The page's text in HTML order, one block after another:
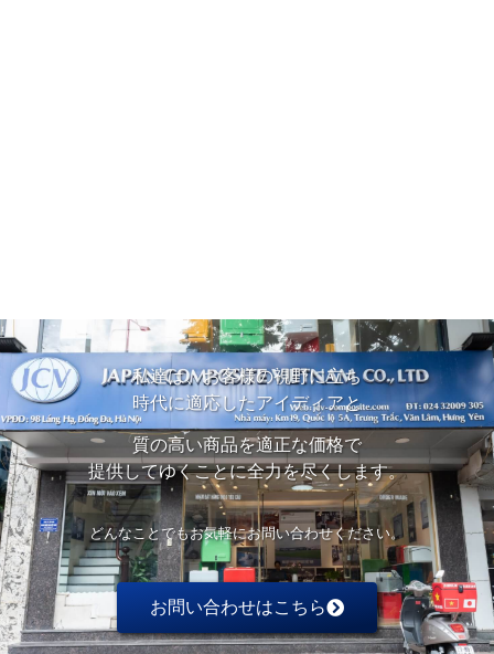
私達は、お客様の視野に立ち
時代に適応したアイディアと
質の高い商品を適正な価格で
提供してゆくことに全力を尽くします。
どんなことでもお気軽にお問い合わせください。
お問い合わせはこちら